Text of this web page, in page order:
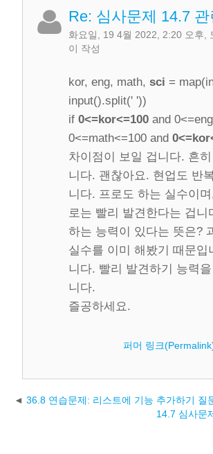
Re: 심사문제 14.7 관
화요일, 19 4월 2022, 2:20 오후
이 작성
kor, eng, math,sci =
input().split(' '))
if0<=kor<=100 and
0<=math<=100 and
차이점이 보일 겁니다. 흔
니다. 괜찮아요. 현업도 반
니다. 프로도 하는 실수이
로는 빨리 발견한다는 겁니
하는 능력이 있다는 뜻은?
실수를 이미 해봤기 때문입
니다. 빨리 발견하기 능력
니다.
즐공하세요.
퍼머 링크
36.8 연습문제: 리스트에 기능 추가하기 질
14.7 심사문